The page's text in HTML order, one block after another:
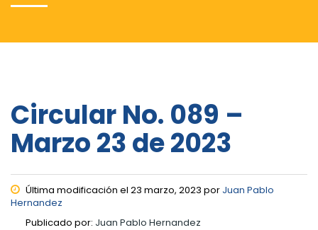
Circular No. 089 –
Marzo 23 de 2023
Última modificación el 23 marzo, 2023 por Juan Pablo
Hernandez
Publicado por: Juan Pablo Hernandez